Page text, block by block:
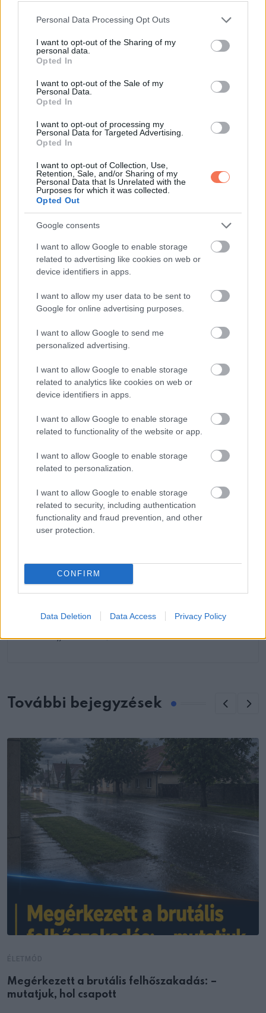
Please note that this website/app uses one or more Google
not limited to your visit or usage behaviour. You may click to
grant or deny consent to Google and its third-party tags to
use your data for below specified purposes in below Google
consent section.
Personal Data Processing Opt Outs
I want to opt-out of the Sharing of my
personal data.
Opted In
I want to opt-out of the Sale of my
Personal Data.
Opted In
I want to opt-out of processing my
Personal Data for Targeted Advertising.
Opted In
I want to opt-out of Collection, Use,
Retention, Sale, and/or Sharing of my
Personal Data that Is Unrelated with the
Purposes for which it was collected.
Opted Out
Google consents
I want to allow Google to enable storage
related to advertising like cookies on web or
device identifiers in apps.
I want to allow my user data to be sent to
Google for online advertising purposes.
I want to allow Google to send me
personalized advertising.
I want to allow Google to enable storage
related to analytics like cookies on web or
device identifiers in apps.
I want to allow Google to enable storage
related to functionality of the website or app.
I want to allow Google to enable storage
related to personalization.
I want to allow Google to enable storage
related to security, including authentication
functionality and fraud prevention, and other
user protection.
CONFIRM
Data Deletion Data Access Privacy Policy
Most van egy közös évünk, mielőtt elmegy főiskolára.
Együtt főzünk, régi rajzfilmeket nézünk, hosszúkat
beszélgetünk, és próbáljuk bepótolni az összes elrabolt
Ránézek erre a kedves, figyelmes fiatal férfira, és egy
sem az idő, sem a távolság, semmilyen erő a világon
nem tudja szétválasztani egy nagymamát és az
unokáját.
Megjegyzés:Ez a történet fikció, valódi események ihlették.
A nevek, szereplők és részletek megváltoztak. Bármilyen
hasonlóság valós személyekkel a véletlen műve. A szerző
és a kiadó nem vállal felelősséget az értelmezésből vagy a
történetre való hagyatkozásból eredő következményekért.
Az illusztrációk csak szemléltető célt szolgálnak.
Oszd meg ezt a posztot:
WhatsappReddit Share
szerepét, mielőtt meghalt.
A gyászoló milliomos minden szombaton a
kislány a sírkövekre mutatva azt suttogta:
„Uram… ők a mi utcánkban laknak.”
További bejegyzések
Megérkezett a brutális felhőszakadás: –
mutatjuk, hol csapott